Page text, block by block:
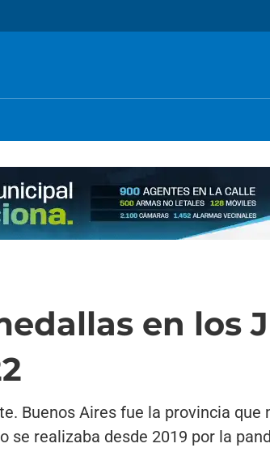
en los
Buenos Aires fue la provincia
se realizaba desde 2019 por la